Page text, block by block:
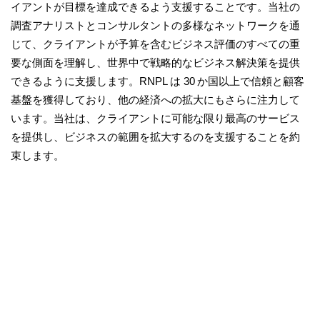
イアントが目標を達成できるよう支援することです。当社の
調査アナリストとコンサルタントの多様なネットワークを通
じて、クライアントが予算を含むビジネス評価のすべての重
要な側面を理解し、世界中で戦略的なビジネス解決策を提供
できるように支援します。RNPL は 30 か国以上で信頼と顧客
基盤を獲得しており、他の経済への拡大にもさらに注力して
います。当社は、クライアントに可能な限り最高のサービス
を提供し、ビジネスの範囲を拡大するのを支援することを約
束します。